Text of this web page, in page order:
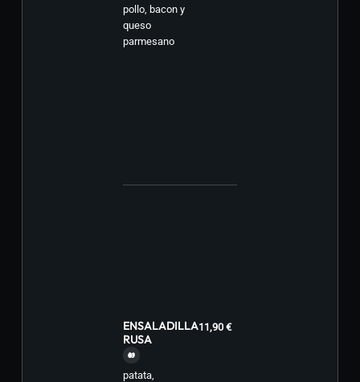
pollo, bacon y
queso
parmesano
ENSALADILLA
RUSA
patata,
11,90 €